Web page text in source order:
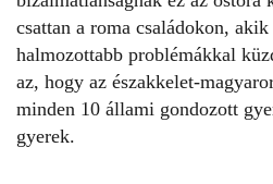
csattan a roma családokon,
halmozottabb problémákkal
az, hogy az északkelet-
minden 10 állami gondozott
gyerek.